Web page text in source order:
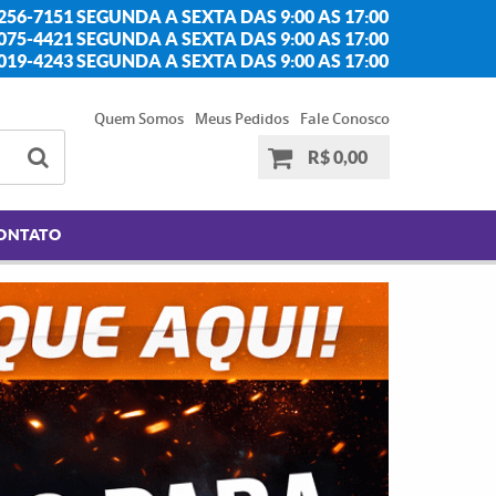
7151 SEGUNDA A SEXTA DAS 9:00 AS 17:00
4421 SEGUNDA A SEXTA DAS 9:00 AS 17:00
4243 SEGUNDA A SEXTA DAS 9:00 AS 17:00
Quem Somos Meus Pedidos
Fale Conosco
R$ 0,00